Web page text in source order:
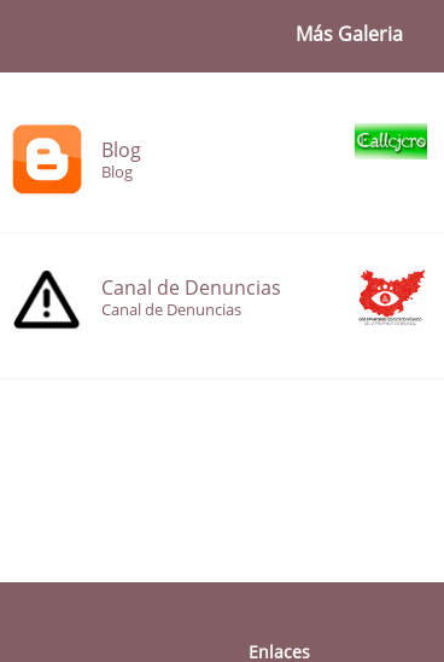
Más Galeria
Blog
Blog
Canal de Denuncias
Canal de Denuncias
Enlaces